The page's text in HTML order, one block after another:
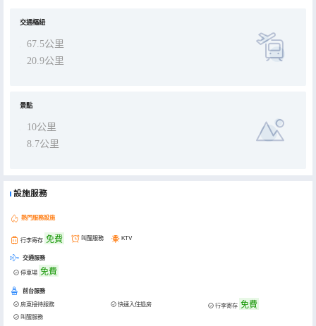
交通樞紐
67.5公里
20.9公里
景點
10公里
8.7公里
設施服務
熱門服務設施
行李寄存 免費 叫醒服務 KTV
交通服務
停車場 免費
前台服務
房東接待服務 快速入住退房 行李寄存 免費
叫醒服務